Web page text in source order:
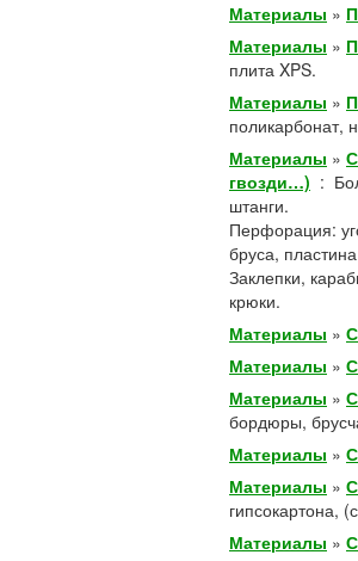
Материалы »
Материалы »
плита XPS.
Материалы »
поликарбонат,
Материалы »
гвозди…) :
штанги.
Перфорация:
бруса,
Заклепки,
крюки.
Материалы »
Материалы »
Материалы »
бордюры,
Материалы »
Материалы »
гипсокартона,
Материалы »